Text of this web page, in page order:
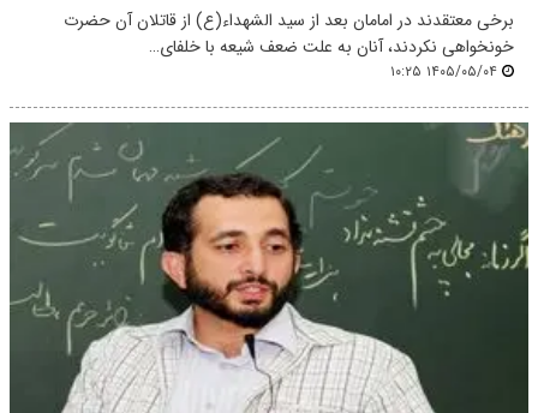
برخی معتقدند در امامان بعد از سید الشهداء‌(ع) از قاتلان آن حضرت
خونخواهی نکردند، آنان به علت ضعف شیعه با خلفای…
۱۴۰۵/۰۵/۰۴ ۱۰:۲۵